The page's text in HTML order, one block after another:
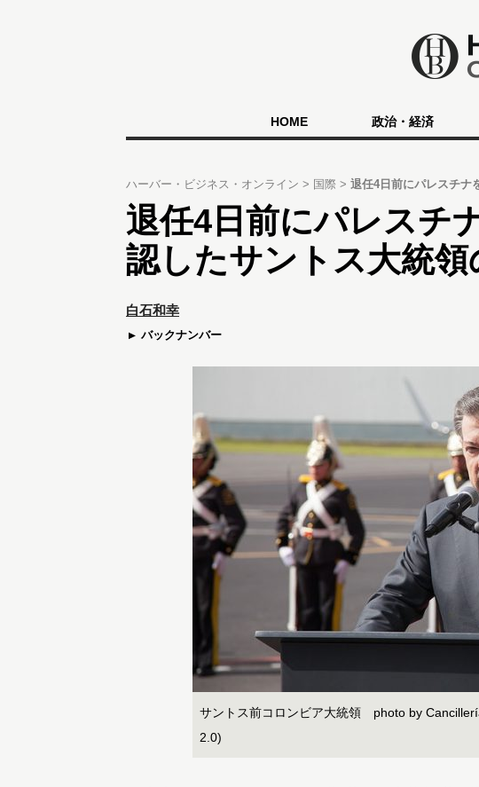
HOME 政治・経済
ハーバー・ビジネス・オンライン 国際 退任4日前にパレスチナ
退任4日前にパレスチ
認したサントス大統領
白石和幸
バックナンバー
サントス前コロンビア大統領 photo by
2.0)